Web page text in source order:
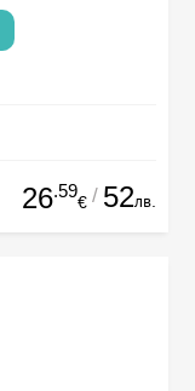
26.59
€ / 52лв.